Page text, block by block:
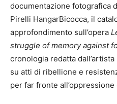
documentazione fotografica
Pirelli HangarBicocca, il
approfondimento sull’opera
struggle of memory against
cronologia redatta
su atti di ribellione e
per far fronte